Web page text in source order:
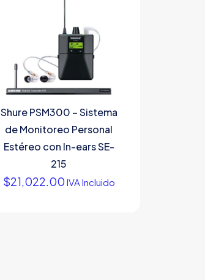
Shure PSM300 – Sistema
de Monitoreo Personal
Estéreo con In-ears SE-
215
$21,022.00 IVA Incluido